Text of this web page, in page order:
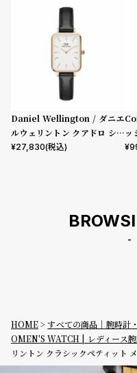
Daniel Wellington / ダニエ
ルウェリントン クアドロ シェ
フィールド ローズゴールド/ホ
¥27,830(税込) ¥
HOME すべての商品｜腕時
OMEN'S WATCH | レディース
リントン クラシックペティット